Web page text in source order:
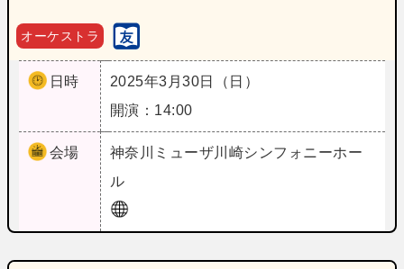
オーケストラ
日時
2025年3月30日（日）
開演：14:00
会場 神奈川
ミューザ川崎シンフォニーホー
ル